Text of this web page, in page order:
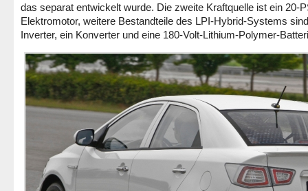
das separat entwickelt wurde. Die zweite Kraftquelle ist ein 20-
Elektromotor, weitere Bestandteile des LPI-Hybrid-Systems
Inverter, ein Konverter und eine 180-Volt-Lithium-Polymer-